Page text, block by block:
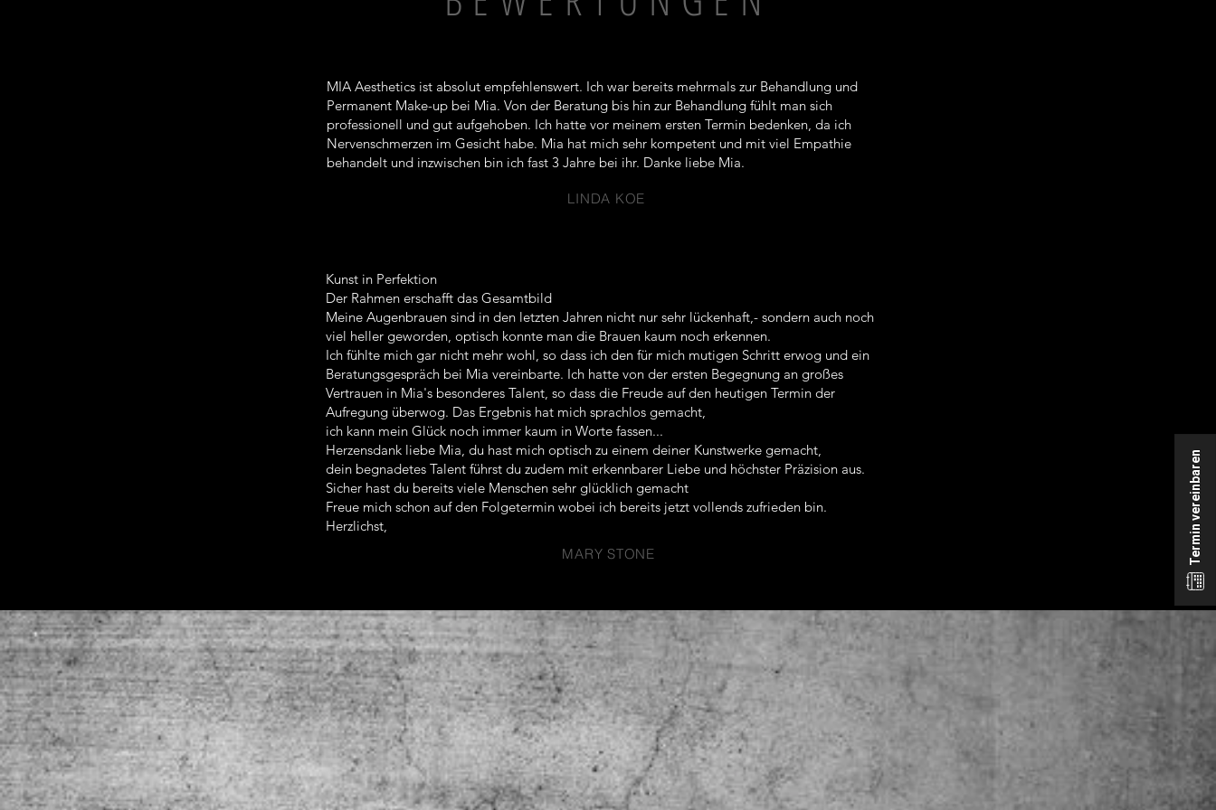
MIA Aesthetics ist absolut empfehlenswert. Ich war bereits mehrmals zur Behandlung und
Permanent Make-up bei Mia. Von der Beratung bis hin zur Behandlung fühlt man sich
professionell und gut aufgehoben. Ich hatte vor meinem ersten Termin bedenken, da ich
Nervenschmerzen im Gesicht habe. Mia hat mich sehr kompetent und mit viel Empathie
behandelt und inzwischen bin ich fast 3 Jahre bei ihr. Danke liebe Mia.
LINDA KOE
Kunst in Perfektion
Der Rahmen erschafft das Gesamtbild
Meine Augenbrauen sind in den letzten Jahren nicht nur sehr lückenhaft,- sondern auch noch
viel heller geworden, optisch konnte man die Brauen kaum noch erkennen.
Ich fühlte mich gar nicht mehr wohl, so dass ich den für mich mutigen Schritt erwog und ein
Beratungsgespräch bei Mia vereinbarte. Ich hatte von der ersten Begegnung an großes
Vertrauen in Mia's besonderes Talent, so dass die Freude auf den heutigen Termin der
Aufregung überwog. Das Ergebnis hat mich sprachlos gemacht,
ich kann mein Glück noch immer kaum in Worte fassen...
Herzensdank liebe Mia, du hast mich optisch zu einem deiner Kunstwerke gemacht,
dein begnadetes Talent führst du zudem mit erkennbarer Liebe und höchster Präzision aus.
Sicher hast du bereits viele Menschen sehr glücklich gemacht
Freue mich schon auf den Folgetermin wobei ich bereits jetzt vollends zufrieden bin.
Herzlichst,
MARY STONE
Termin vereinbaren